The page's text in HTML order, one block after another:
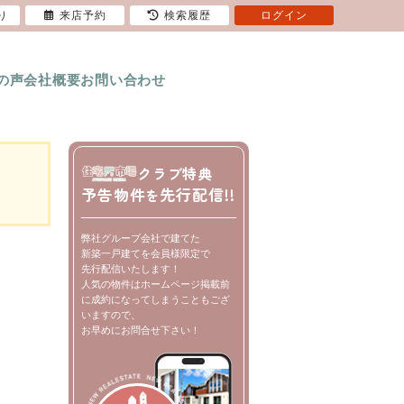
声会社概要お問い合わせ
クラブ特典
予告物件を先行配信!!
弊社グループ会社で建てた
新築一戸建てを会員様限定で
先行配信いたします！
人気の物件はホームページ掲載前
に成約になってしまうこともござ
いますので、
お早めにお問合せ下さい！
来店予約 検索履歴 ログイン